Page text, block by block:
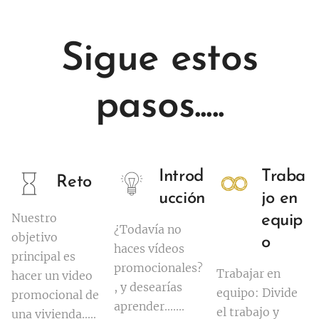
Sigue estos
pasos.....
Reto
Nuestro
objetivo
principal es
hacer un video
promocional de
una vivienda.....
Introd
ucción
¿Todavía no
haces vídeos
promocionales?
, y desearías
aprender.......
Traba
jo en
equip
o
Trabajar en
equipo: Divide
el trabajo y